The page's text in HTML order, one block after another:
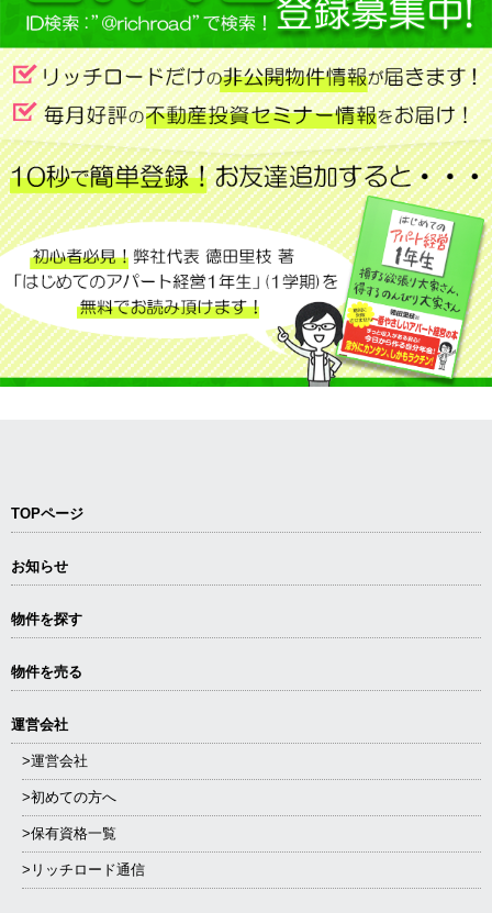
TOPページ
お知らせ
物件を探す
物件を売る
運営会社
>運営会社
>初めての方へ
>保有資格一覧
>リッチロード通信